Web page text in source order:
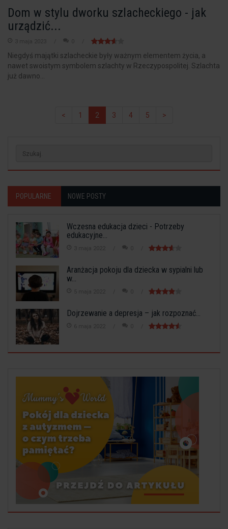
Dom w stylu dworku szlacheckiego - jak
urządzić...
3 maja 2023 0
Niegdyś majątki szlacheckie były ważnym elementem życia, a
nawet swoistym symbolem szlachty w Rzeczypospolitej. Szlachta
już dawno...
< 1 2 3 4 5 >
POPULARNE NOWE POSTY
Wczesna edukacja dzieci - Potrzeby
edukacyjne...
3 maja 2022 0
Aranżacja pokoju dla dziecka w sypialni lub
w...
5 maja 2022 0
Dojrzewanie a depresja – jak rozpoznać...
6 maja 2022 0